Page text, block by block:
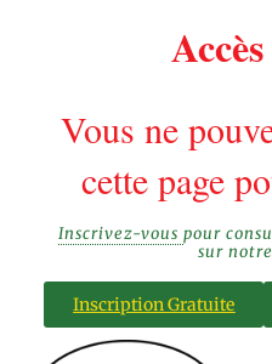
Vous ne
cette page
Inscrivez-vous pour
sur
Inscription Gratuite